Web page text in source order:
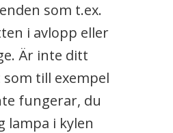
som t.ex.
i avlopp eller
Är inte ditt
till exempel
fungerar, du
lampa i kylen